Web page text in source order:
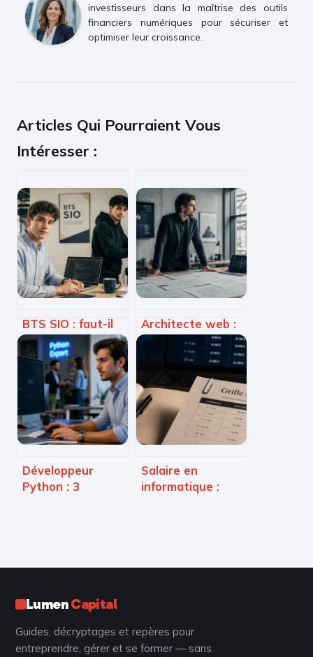
investisseurs dans la maîtrise des outils
financiers numériques pour sécuriser et
optimiser leur croissance.
Articles Qui Pourraient Vous
Intéresser :
BTS SIO : faut-il
viser l’emploi
immédiat ou
poursuivre vers
un Bac+5 ?
Architecte web :
bâtir une
infrastructure
numérique
inébranlable face
aux pics de trafic
Développeur
Python : 3
script en carrière
Salaire en
informatique :
LumenCapital
Guides, décryptages et repères pour
entreprendre, gérer et se former — sans